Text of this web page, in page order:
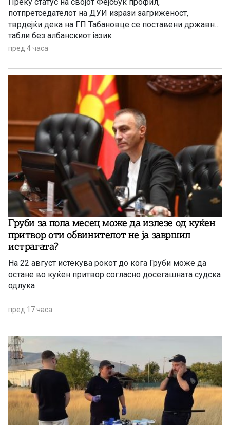
потпретседателот на ДУИ изрази загриженост,
тврдејќи дека на ГП Табановце се поставени државни
табли без албанскиот јазик
пред 4 часа
Груби за пола месец може да излезе од куќен
притвор оти обвинителот не ја завршил
истрагата?
На 22 август истекува рокот до кога Груби може да
остане во куќен притвор согласно досегашната судска
одлука
пред 17 часа